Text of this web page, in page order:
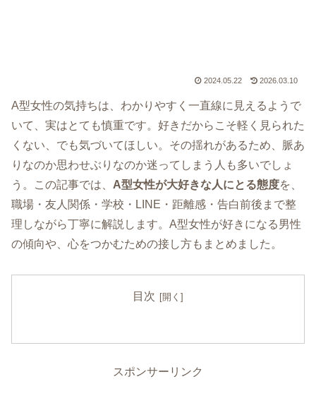
2024.05.22 2026.03.10
A型女性の気持ちは、わかりやすく一直線に見えるようで
いて、実はとても慎重です。好きだからこそ軽く見られた
くない、でも気づいてほしい。その揺れがあるため、脈あ
りなのか思わせぶりなのか迷ってしまう人も多いでしょ
う。この記事では、 A型女性が大好きな人にとる態度を、
職場・友人関係・学校・LINE・距離感・告白前後まで整
理しながら丁寧に解説します。A型女性が好きになる男性
の傾向や、心をつかむための接し方もまとめました。
目次
スポンサーリンク